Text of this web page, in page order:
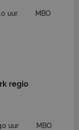
uur
MBO
regio
uur
MBO